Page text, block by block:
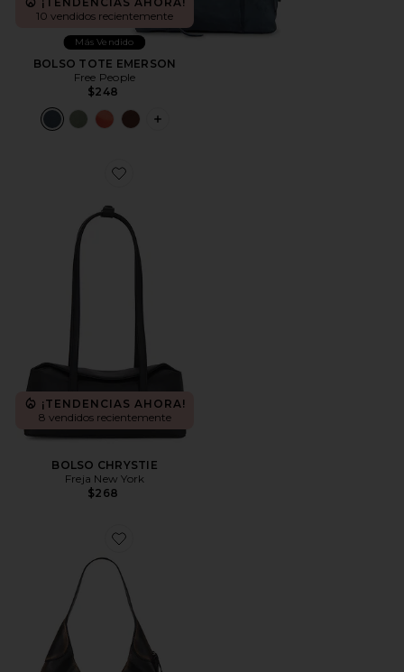
10 vendidos recientemente
Más Vendido
BOLSO TOTE EMERSON
Free People
$248
PLUS ICON TO SEE MORE OPTIONS
Favorite BOLSO CHRYSTIE
¡TENDENCIAS AHORA!
8 vendidos recientemente
BOLSO CHRYSTIE
Freja New York
$268
Favorite BOLSO HOMBRO BROOKLYN 39